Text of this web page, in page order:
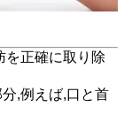
を正確に取り除
,例えば,口と首